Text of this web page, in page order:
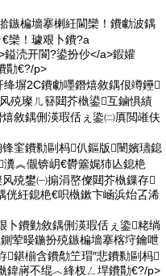
鏃楄墻搴楋紝閫欒！鐨勮波鍝
欒！璩艰卜鐨?a
鎰涜开閬?鍙扮仯</a>鍜孉
勩€?/p>
塀2C鐨勮嚜鐕熺敘鍝佷竴鑸
殑璨ㄦ簮閮芥槸鍙互鏀惧績
敘鍝侀渶瑕佸ぇ鍌㈡厧閲嶉伕
窐鐨勬剾杩仈鏂版闉嬪瓙鎴
︽儬锛岄€欎簺娓犻亾鎴栬
殑鐢㈠搧涓嶅儏閮芥槸鏁存
侊紝鎴栬€呮槸鏉卞崡浜炲叾浠
卜鐨勭敘鍝侀渶瑕佸ぇ鍌粩绱
荤暥鍦扮殑鏃楄墻搴楁垨鑰呭
鍖椾含鐨勪笁瑁″悲鐨勬剾杩
鍏嶈不绲︿綘杈ㄥ垾鐨勩€?/p>